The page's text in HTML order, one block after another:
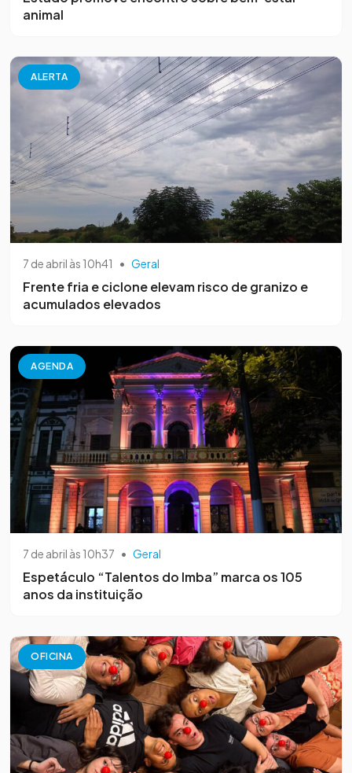
animal
ALERTA
7 de abril às 10h41 • Geral
Frente fria e ciclone elevam risco de granizo e
acumulados elevados
AGENDA
7 de abril às 10h37 • Geral
Espetáculo “Talentos do Imba” marca os 105
anos da instituição
OFICINA